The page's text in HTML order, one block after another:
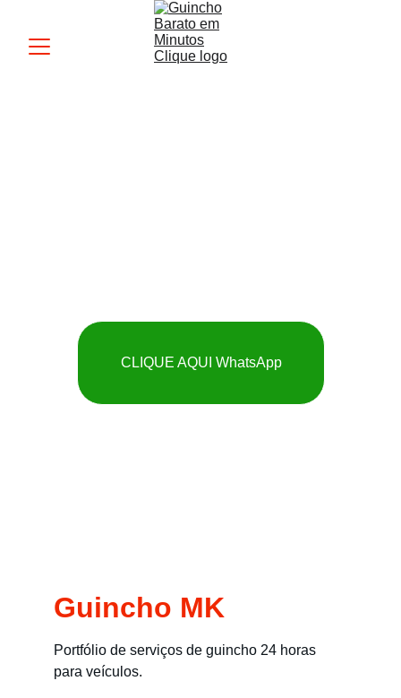
CLIQUE AQUI WhatsApp
Guincho MK
Portfólio de serviços de guincho 24 horas
para veículos.